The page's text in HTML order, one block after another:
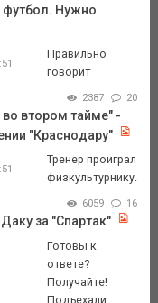
футбол. Нужно
Правильно
говорит
2387 20
втором тайме" -
"Краснодару"
Тренер проиграл
физкультурнику.
6059 16
за "Спартак"
Готовы к
ответе?
Получайте!
Подъехали